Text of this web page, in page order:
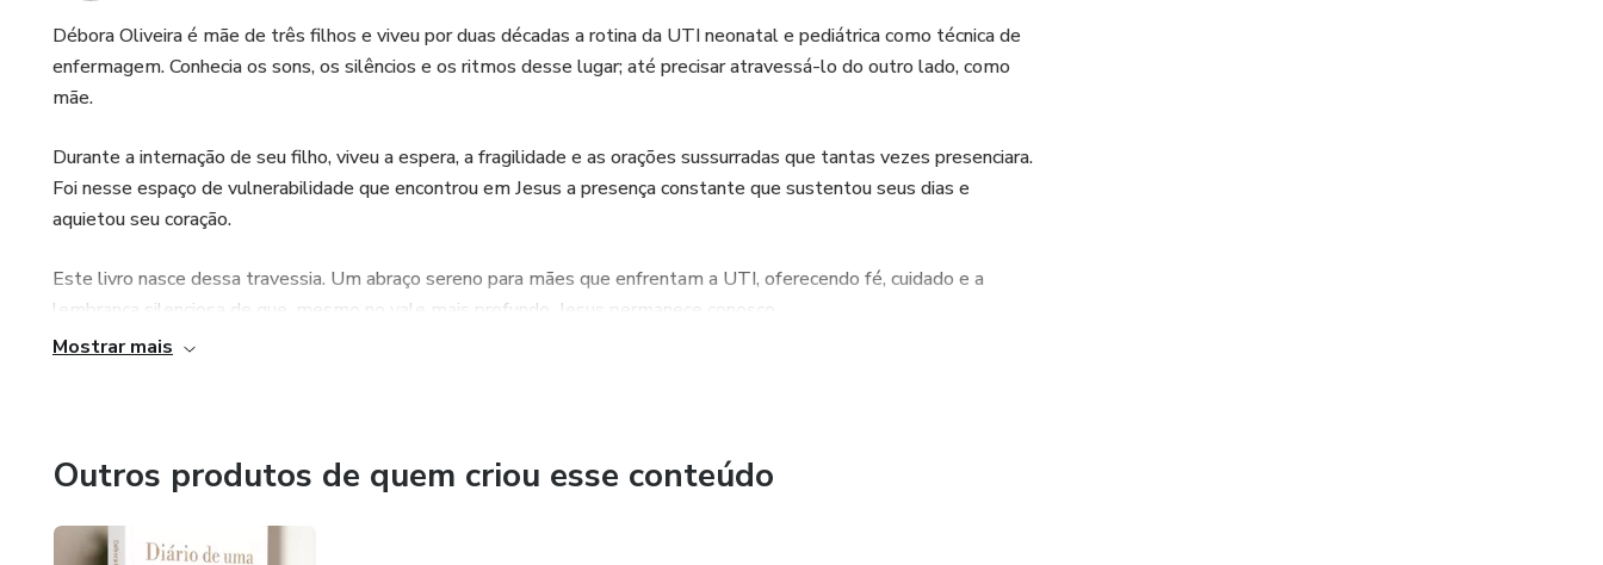
Débora Oliveira é mãe de três filhos e viveu por duas décadas a rotina da UTI neonatal e pediátrica como técnica de
enfermagem. Conhecia os sons, os silêncios e os ritmos desse lugar; até precisar atravessá-lo do outro lado, como
mãe.
Durante a internação de seu filho, viveu a espera, a fragilidade e as orações sussurradas que tantas vezes presenciara.
Foi nesse espaço de vulnerabilidade que encontrou em Jesus a presença constante que sustentou seus dias e
aquietou seu coração.
Este livro nasce dessa travessia. Um abraço sereno para mães que enfrentam a UTI, oferecendo fé, cuidado e a
lembrança silenciosa de que, mesmo no vale mais profundo, Jesus permanece conosco.
Mostrar mais
Outros produtos de quem criou esse conteúdo